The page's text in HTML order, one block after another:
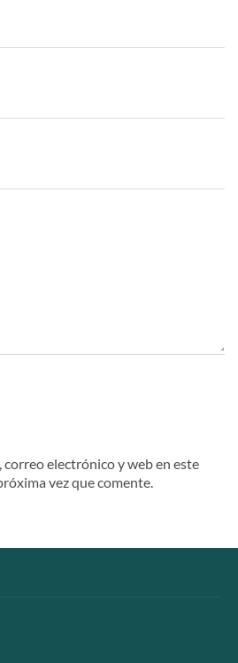
electrónico y web en este
vez que comente.